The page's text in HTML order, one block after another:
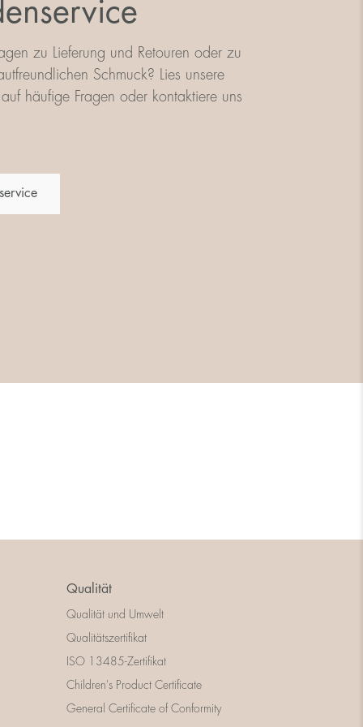
zu Lieferung und Retouren oder zu
Schmuck? Lies unsere
häufige Fragen oder kontaktiere uns
Qualität
Qualität und Umwelt
Qualitätszertifikat
ISO 13485-Zertifikat
Children's Product Certificate
General Certificate of Conformity